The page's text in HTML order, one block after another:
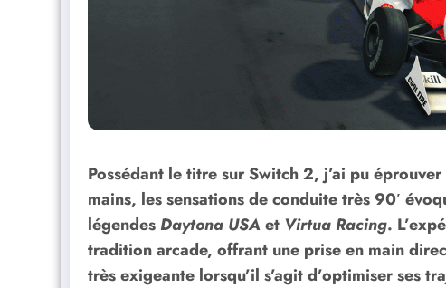
Possédant le titre sur Switch 2, j’ai pu
mains, les sensations de conduite très 90′
légendes Daytona USAet Virtua Racing.
tradition arcade, offrant une prise en main
très exigeante lorsqu’il s’agit d’optimiser ses